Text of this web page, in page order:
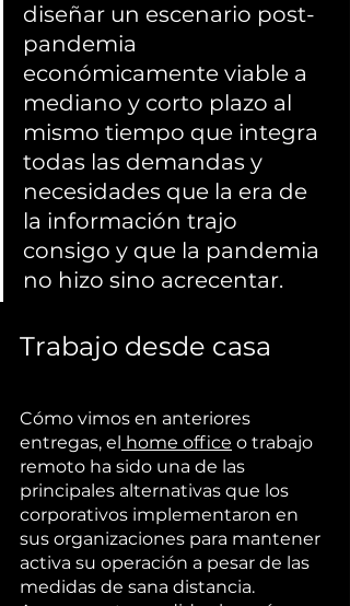
diseñar un escenario post-
pandemia
económicamente viable a
mediano y corto plazo al
mismo tiempo que integra
todas las demandas y
necesidades que la era de
la información trajo
consigo y que la pandemia
no hizo sino acrecentar.
Trabajo desde casa
Cómo vimos en anteriores
entregas, el home office o trabajo
remoto ha sido una de las
principales alternativas que los
corporativos implementaron en
sus organizaciones para mantener
activa su operación a pesar de las
medidas de sana distancia.